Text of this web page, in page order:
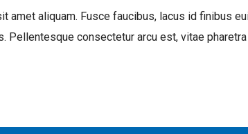
amet aliquam. Fusce faucibus, lacus id finibus
Pellentesque consectetur arcu est, vitae